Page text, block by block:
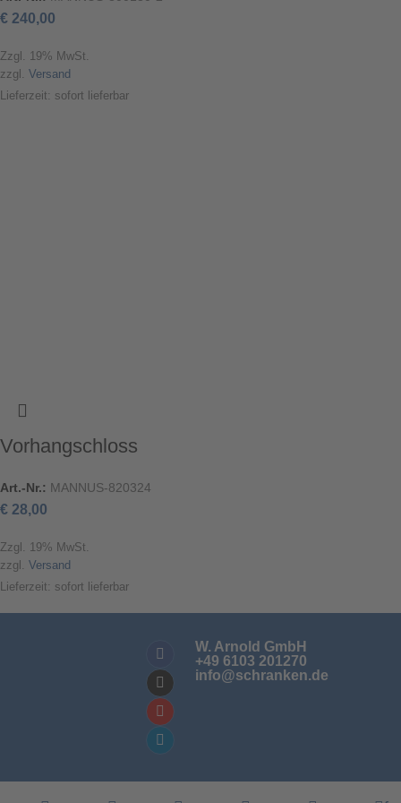
€ 240,00
Zzgl. 19% MwSt.
zzgl. Versand
Lieferzeit: sofort lieferbar
Vorhangschloss
Art.-Nr.: MANNUS-820324
€ 28,00
Zzgl. 19% MwSt.
zzgl. Versand
Lieferzeit: sofort lieferbar
W. Arnold GmbH
+49 6103 201270
info@schranken.de